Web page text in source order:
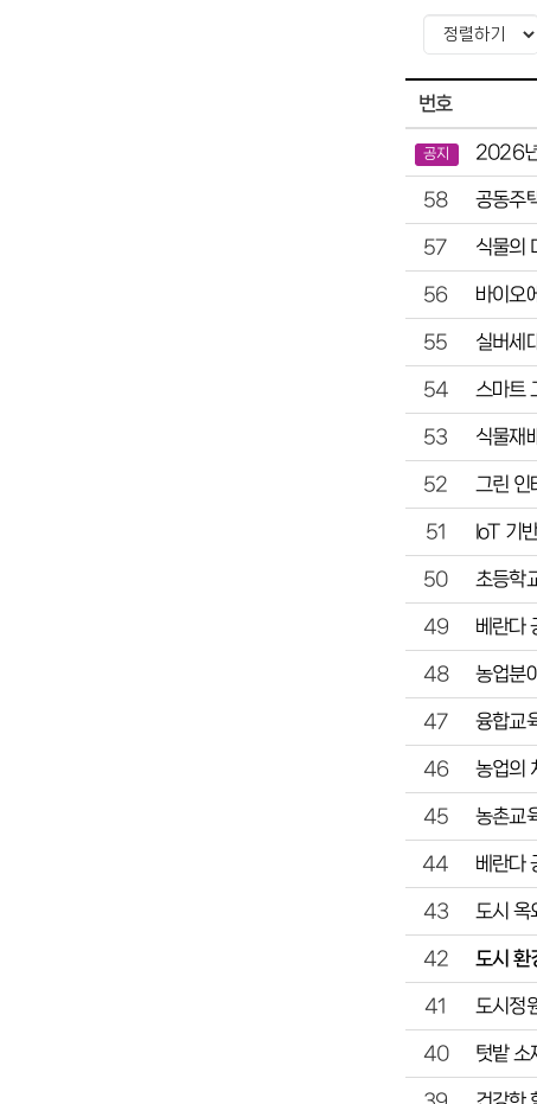
번호
공지 2026년
58 공동주
57 식물의
56 바이오
55 실버세
54 스마트
53 식물재
52 그린 인
51 IoT 기
50 초등학
49 베란다
48 농업분
47 융합교
46 농업의
45 농촌교
44 베란다
43 도시 옥
42 도시
41 도시정
40 텃밭 소